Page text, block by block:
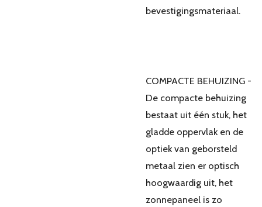
bevestigingsmateriaal.
COMPACTE BEHUIZING -
De compacte behuizing
bestaat uit één stuk, het
gladde oppervlak en de
optiek van geborsteld
metaal zien er optisch
hoogwaardig uit, het
zonnepaneel is zo